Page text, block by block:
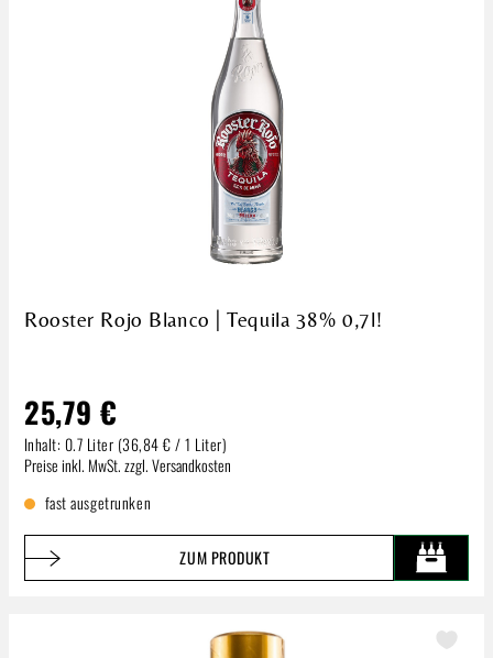
Rooster Rojo Blanco | Tequila 38% 0,7l!
25,79 €
Inhalt: 0.7 Liter (36,84 € / 1 Liter)
Regulärer Preis:
Preise inkl. MwSt. zzgl. Versandkosten
fast ausgetrunken
ZUM PRODUKT